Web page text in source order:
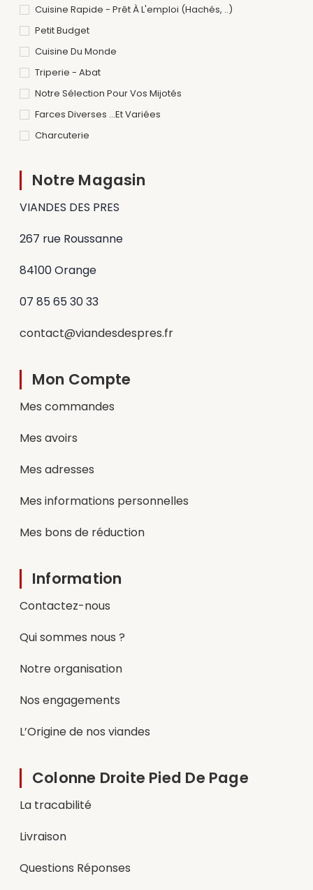
Cuisine Rapide - Prêt À L'emploi (hachés, ..)
Petit Budget
Cuisine Du Monde
Triperie - Abat
Notre Sélection Pour Vos Mijotés
Farces Diverses ...et Variées
Charcuterie
Notre Magasin
VIANDES DES PRES
267 rue Roussanne
84100 Orange
07 85 65 30 33
contact@viandesdespres.fr
Mon Compte
Mes commandes
Mes avoirs
Mes adresses
Mes informations personnelles
Mes bons de réduction
Information
Contactez-nous
Qui sommes nous ?
Notre organisation
Nos engagements
L’Origine de nos viandes
Colonne Droite Pied De Page
La tracabilité
Livraison
Questions Réponses